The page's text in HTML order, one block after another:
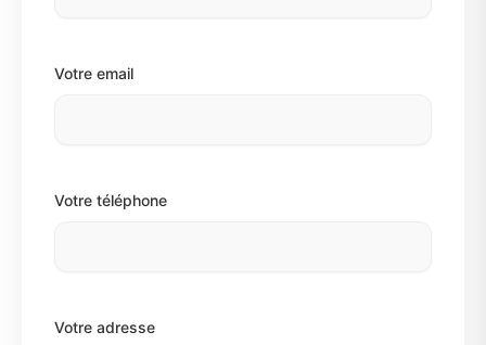
Votre email
Votre téléphone
Votre adresse